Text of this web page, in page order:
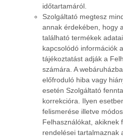
időtartamáról.
Szolgáltató megtesz
annak érdekében, hogy
található termékek
kapcsolódó információk
tájékoztatást adják a
számára. A
előfroduló hiba vagy
esetén Szolgáltató
korrekcióra. Ilyen
felismerése illetve
Felhasználókat, akiknek
rendelései tartalmaznak